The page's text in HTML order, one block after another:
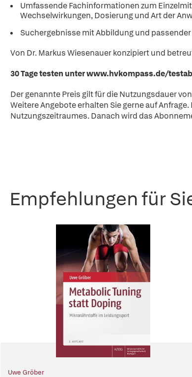
Umfassende Fachinformationen zum
Wechselwirkungen, Dosierung und Art der
Suchergebnisse mit Abbildung und
Von Dr. Markus Wiesenauer konzipiert und
30 Tage testen unterwww.hvkompass.de/
Der genannte Preis gilt für die Nutzungsdauer
Weitere Angebote erhalten Sie gerne auf
Nutzungszeitraumes. Danach wird das
Empfehlungen für
Uwe Gröber